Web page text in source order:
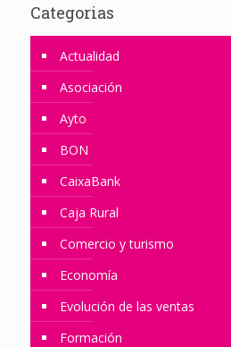
Categorias
Actualidad
Asociación
Ayto
BON
CaixaBank
Caja Rural
Comercio y turismo
Economía
Evolución de las ventas
Formación